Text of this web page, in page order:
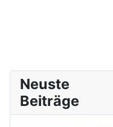
Neuste
Beiträge